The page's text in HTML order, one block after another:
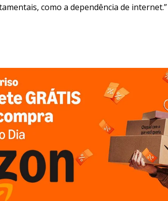
como a dependência de internet.”